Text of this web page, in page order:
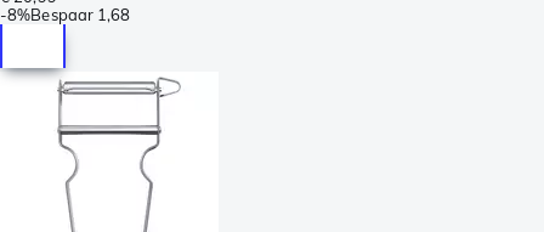
-8%Bespaar 1,68